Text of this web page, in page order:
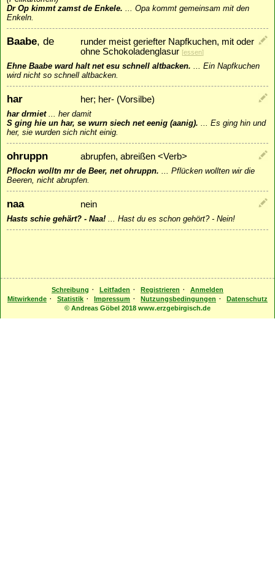
Dr Op kimmt zamst de Enkele. ... Opa kommt gemeinsam mit den
Enkeln.
Baabe, de
runder meist geriefter Napfkuchen, mit oder
ohne Schokoladenglasur [essen]
Ehne Baabe ward halt net esu schnell altbacken. ... Ein Napfkuchen
wird nicht so schnell altbacken.
har her; her- (Vorsilbe)
har drmiet... her damit
S ging hie un har, se wurn siech net eenig (aanig). ... Es ging hin und
her, sie wurden sich nicht einig.
ohruppn abrupfen, abreißen <Verb>
Pflockn wolltn mr de Beer, net ohruppn. ... Pflücken wollten wir die
Beeren, nicht abrupfen.
naa nein
Hasts schie gehärt? - Naa! ... Hast du es schon gehört? - Nein!
Schreibung · Leitfaden · Registrieren ·
Anmelden
Mitwirkende · Statistik · Impressum · Nutzungsbedingungen ·
Datenschutz
© Andreas Göbel 2018 www.erzgebirgisch.de